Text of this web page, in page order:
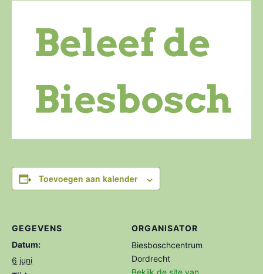
Toevoegen aan kalender
GEGEVENS
Datum:
6 juni
ORGANISATOR
Biesboschcentrum
Dordrecht